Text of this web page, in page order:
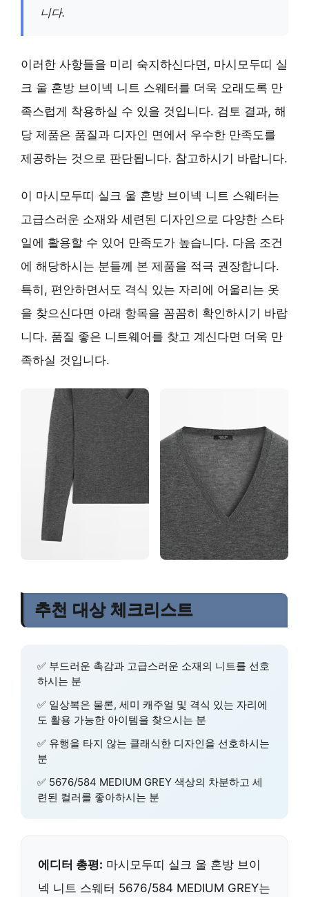
니다.
이러한 사항들을 미리 숙지하신다면, 마시모두띠 실
크 울 혼방 브이넥 니트 스웨터를 더욱 오래도록 만
족스럽게 착용하실 수 있을 것입니다. 검토 결과, 해
당 제품은 품질과 디자인 면에서 우수한 만족도를
제공하는 것으로 판단됩니다. 참고하시기 바랍니다.
이 마시모두띠 실크 울 혼방 브이넥 니트 스웨터는
고급스러운 소재와 세련된 디자인으로 다양한 스타
일에 활용할 수 있어 만족도가 높습니다. 다음 조건
에 해당하시는 분들께 본 제품을 적극 권장합니다.
특히, 편안하면서도 격식 있는 자리에 어울리는 옷
을 찾으신다면 아래 항목을 꼼꼼히 확인하시기 바랍
니다. 품질 좋은 니트웨어를 찾고 계신다면 더욱 만
족하실 것입니다.
추천 대상 체크리스트
✅ 부드러운 촉감과 고급스러운 소재의 니트를 선호
하시는 분
✅ 일상복은 물론, 세미 캐주얼 및 격식 있는 자리에
도 활용 가능한 아이템을 찾으시는 분
✅ 유행을 타지 않는 클래식한 디자인을 선호하시는
분
✅ 5676/584 MEDIUM GREY 색상의 차분하고 세
련된 컬러를 좋아하시는 분
에디터 총평: 마시모두띠 실크 울 혼방 브이
넥 니트 스웨터 5676/584 MEDIUM GREY는